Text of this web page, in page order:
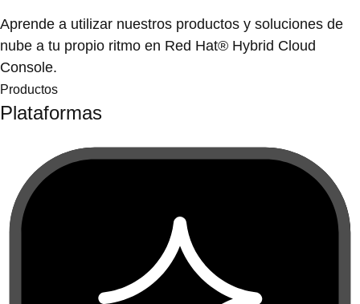
Aprende a utilizar nuestros productos y soluciones de
nube a tu propio ritmo en Red Hat® Hybrid Cloud
Console.
Productos
Plataformas